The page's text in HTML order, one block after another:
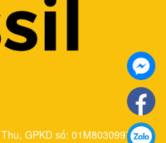
GPKD số: 01M8030997 cấp